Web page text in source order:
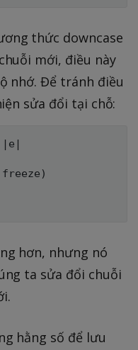
thức downcase
mới, điều này
nhớ. Để tránh điều
sửa đổi tại chỗ:
|e|
hơn, nhưng nó
ta sửa đổi chuỗi
hằng số để lưu